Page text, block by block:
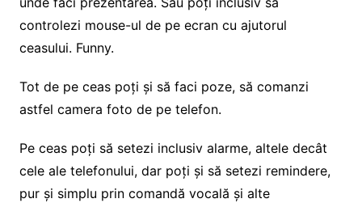
controlezi mouse-ul de pe ecran cu ajutorul
ceasului. Funny.
Tot de pe ceas poți și să faci poze, să comanzi
astfel camera foto de pe telefon.
Pe ceas poți să setezi inclusiv alarme, altele decât
cele ale telefonului, dar poți și să setezi remindere,
pur și simplu prin comandă vocală și alte